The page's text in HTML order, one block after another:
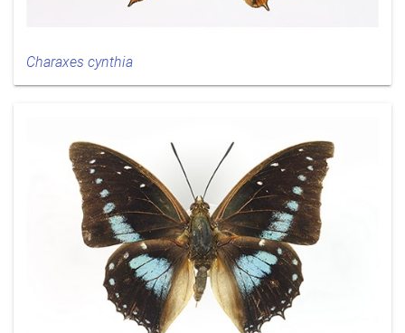
Charaxes cynthia